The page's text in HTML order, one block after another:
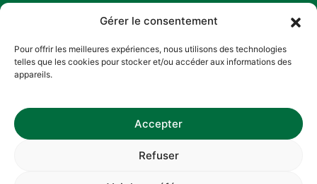
Gérer le consentement
Pour offrir les meilleures expériences, nous utilisons des technologies
telles que les cookies pour stocker et/ou accéder aux informations des
appareils.
Accepter
Refuser
Création et aménagement